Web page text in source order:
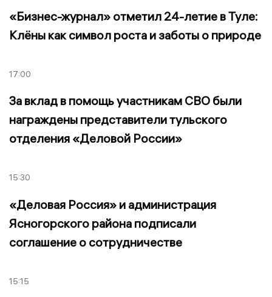
«Бизнес-журнал» отметил 24-летие в Туле:
Клёны как символ роста и заботы о природе
17:00
За вклад в помощь участникам СВО были
награждены представители тульского
отделения «Деловой России»
15:30
«Деловая Россия» и администрация
Ясногорского района подписали
соглашение о сотрудничестве
15:15